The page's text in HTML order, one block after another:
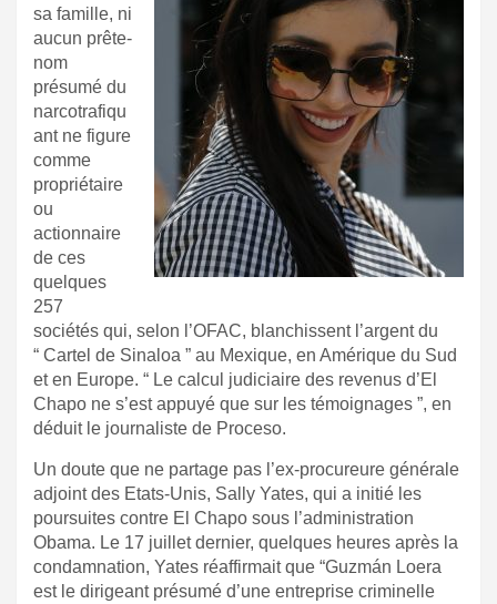
sa famille, ni
aucun prête-
nom
présumé du
narcotrafiqu
ant ne figure
comme
propriétaire
ou
actionnaire
de ces
quelques
257
sociétés qui, selon l’OFAC, blanchissent l’argent du
“ Cartel de Sinaloa ” au Mexique, en Amérique du Sud
et en Europe. “ Le calcul judiciaire des revenus d’El
Chapo ne s’est appuyé que sur les témoignages ”, en
déduit le journaliste de Proceso.
Un doute que ne partage pas l’ex-procureure générale
adjoint des Etats-Unis, Sally Yates, qui a initié les
poursuites contre El Chapo sous l’administration
Obama. Le 17 juillet dernier, quelques heures après la
condamnation, Yates réaffirmait que “Guzmán Loera
est le dirigeant présumé d’une entreprise criminelle